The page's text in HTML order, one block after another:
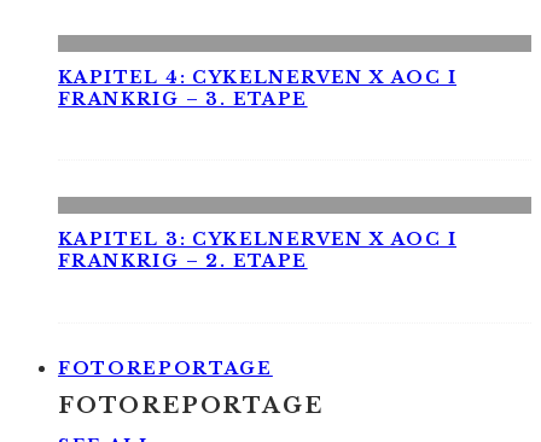
KAPITEL 4: CYKELNERVEN X AOC I
FRANKRIG – 3. ETAPE
KAPITEL 3: CYKELNERVEN X AOC I
FRANKRIG – 2. ETAPE
FOTOREPORTAGE
FOTOREPORTAGE